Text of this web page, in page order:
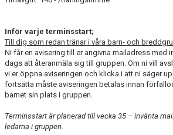
Inför varje terminsstart;
Till dig som redan tränar i våra barn- och
Ni får en avisering till er angivna mailadress med
dags att återanmäla sig till gruppen. Om ni vill
vi er öppna aviseringen och klicka i att ni säger
fortsätta måste aviseringen betalas innan
barnet sin plats i gruppen.
Terminsstart är planerad till vecka 35 – invänta
ledarna i gruppen.